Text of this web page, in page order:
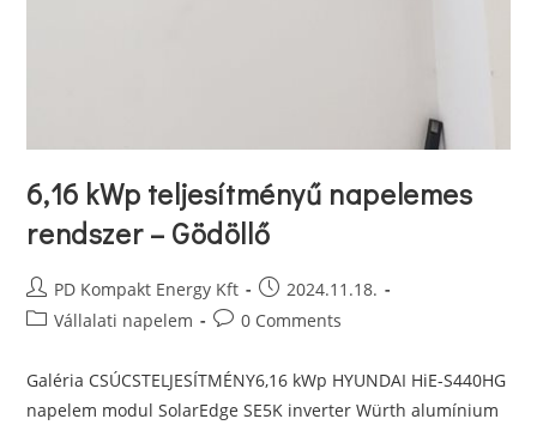
6,16 kWp teljesítményű napelemes
rendszer – Gödöllő
PD Kompakt Energy Kft
2024.11.18.
Vállalati napelem
0 Comments
Galéria CSÚCSTELJESÍTMÉNY6,16 kWp HYUNDAI HiE-S440HG
napelem modul SolarEdge SE5K inverter Würth alumínium